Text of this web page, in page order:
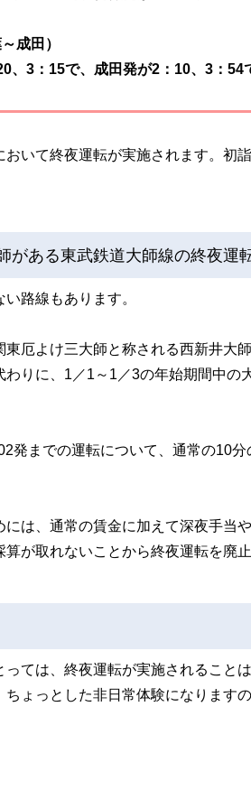
成田）
、3：15で、成田発が2：10、3：54
おいて終夜運転が実施されます。初
がある東武鉄道大師線の終夜運
路線もあります。
東厄よけ三大師と称される西新井大
りに、1／1～1／3の年始期間中の
発までの運転について、通常の10
は、通常の賃金に加えて深夜手当
が取れないことから終夜運転を廃
ては、終夜運転が実施されること
ちょっとした非日常体験になります